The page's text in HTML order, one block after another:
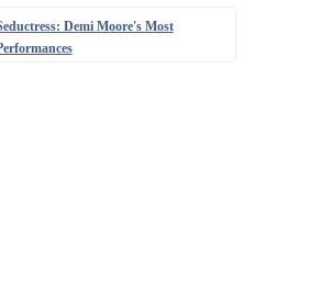
Demi Moore's Most